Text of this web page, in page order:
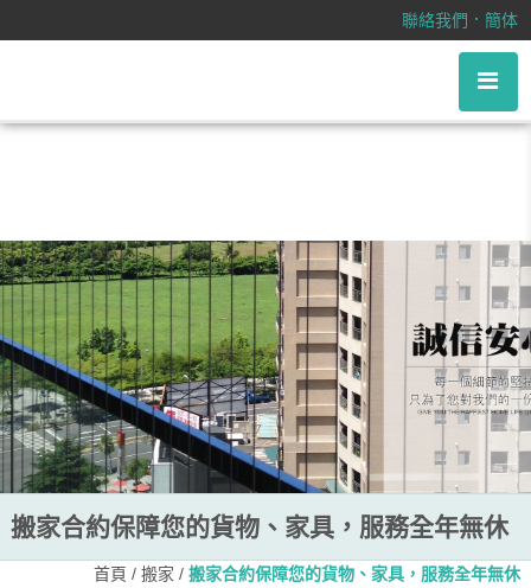
聯絡我們 ． 簡体
搬家合約保障您的貨物、家具，服務
搬家合約保障您的貨物、家具，服務全年無休
首頁 /搬家/搬家合約保障您的貨物、家具，服務全年無休